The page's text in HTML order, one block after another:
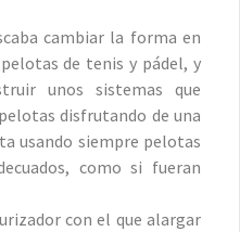
cambiar la forma en
de tenis y pádel, y
unos sistemas que
disfrutando de una
usando siempre pelotas
como si fueran
con el que alargar